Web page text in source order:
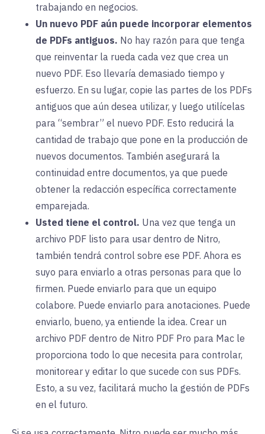
trabajando en negocios.
Un nuevo PDF aún puede incorporar elementos
de PDFs antiguos. No hay razón para que tenga
que reinventar la rueda cada vez que crea un
nuevo PDF. Eso llevaría demasiado tiempo y
esfuerzo. En su lugar, copie las partes de los PDFs
antiguos que aún desea utilizar, y luego utilícelas
para “sembrar” el nuevo PDF. Esto reducirá la
cantidad de trabajo que pone en la producción de
nuevos documentos. También asegurará la
continuidad entre documentos, ya que puede
obtener la redacción específica correctamente
emparejada.
Usted tiene el control. Una vez que tenga un
archivo PDF listo para usar dentro de Nitro,
también tendrá control sobre ese PDF. Ahora es
suyo para enviarlo a otras personas para que lo
firmen. Puede enviarlo para que un equipo
colabore. Puede enviarlo para anotaciones. Puede
enviarlo, bueno, ya entiende la idea. Crear un
archivo PDF dentro de Nitro PDF Pro para Mac le
proporciona todo lo que necesita para controlar,
monitorear y editar lo que sucede con sus PDFs.
Esto, a su vez, facilitará mucho la gestión de PDFs
en el futuro.